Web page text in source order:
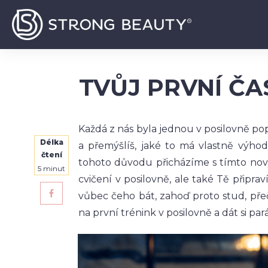
TVŮJ PRVNÍ
Délka
čtení
5 minut
Každá z nás byla jednou v posilovně
a přemýšlíš, jaké to má vlastně
tohoto důvodu přicházíme s tímto
cvičení v posilovně, ale také Tě
vůbec čeho bát, zahoď proto stud,
na první trénink v posilovně a dát si